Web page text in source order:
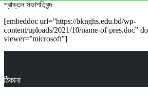
প্রাক্তন সভাপতিবৃন্দ
[embeddoc url=”https://bknghs.edu.bd/wp-
content/uploads/2021/10/name-of-pres.doc”
viewer=”microsoft”]
ঠিকানা